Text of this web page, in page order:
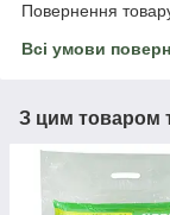
Повернення
Всі умови
З цим товаром